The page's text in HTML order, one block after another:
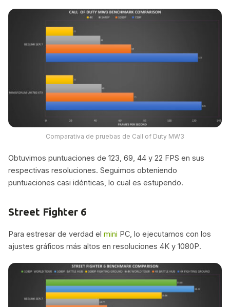
Comparativa de pruebas de Call of Duty MW3
Obtuvimos puntuaciones de 123, 69, 44 y 22 FPS en sus
respectivas resoluciones. Seguimos obteniendo
puntuaciones casi idénticas, lo cual es estupendo.
Street Fighter 6
Para estresar de verdad el mini PC, lo ejecutamos con los
ajustes gráficos más altos en resoluciones 4K y 1080P.